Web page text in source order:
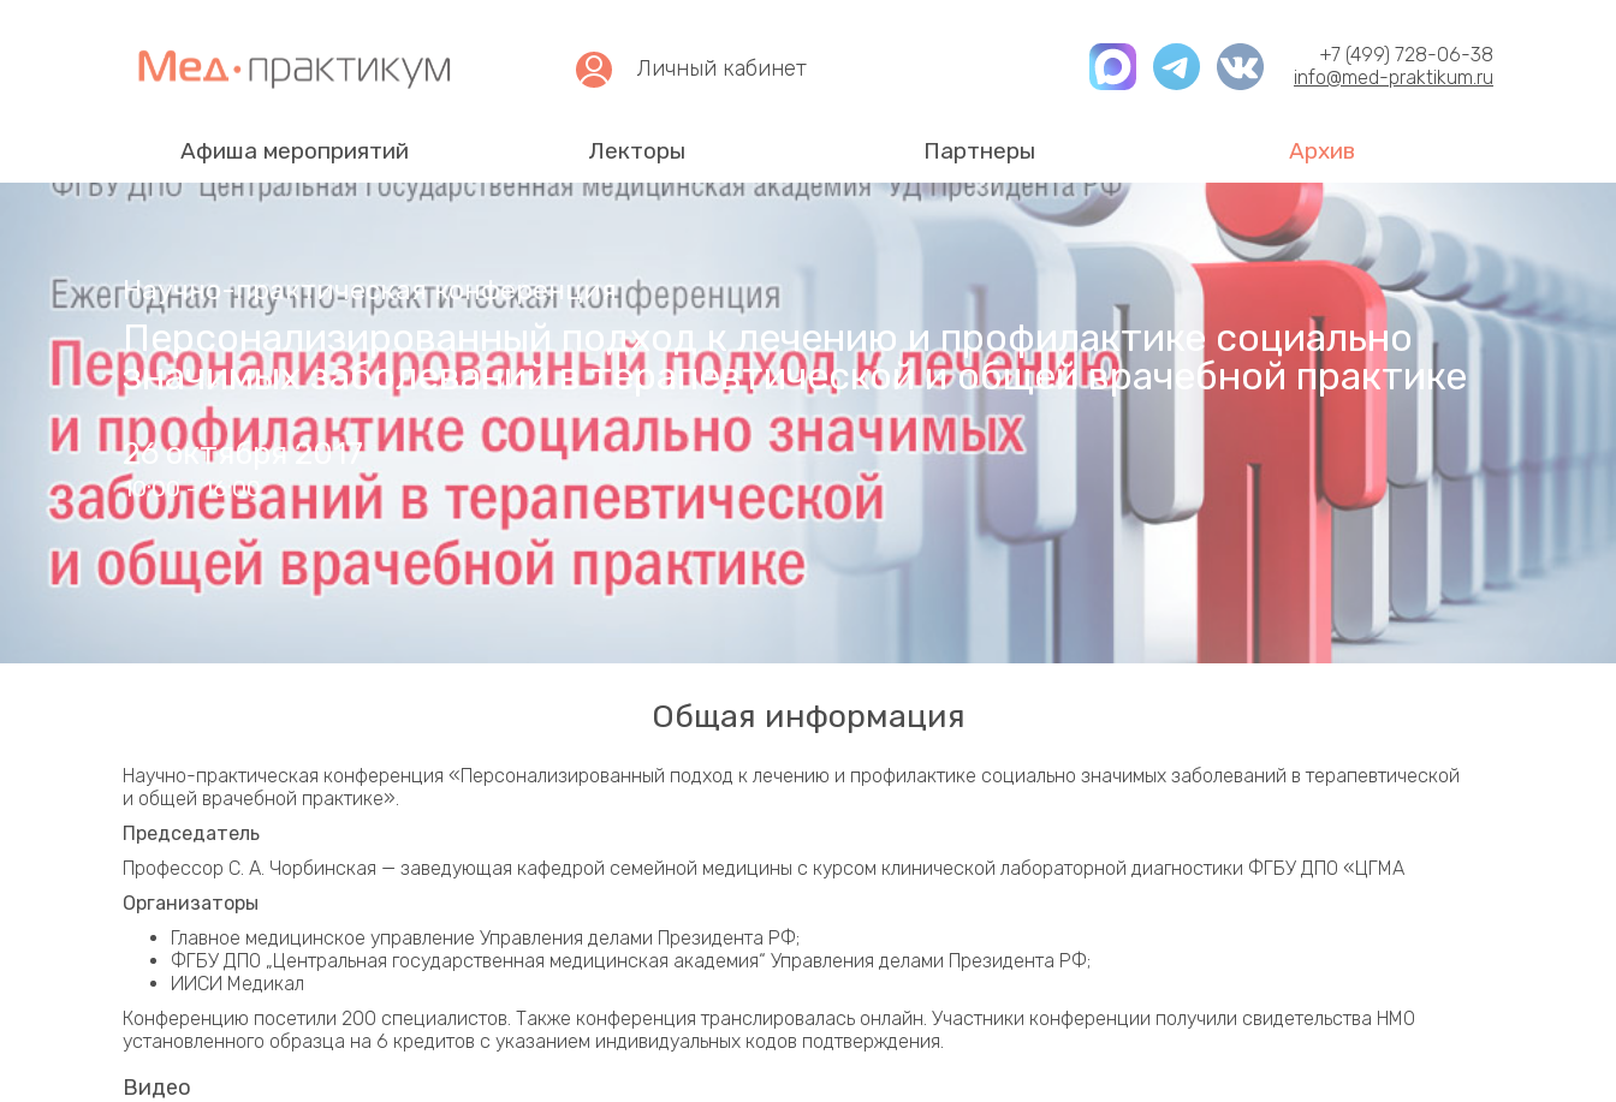
Личный кабинет
+7 (499) 728-06-38
info@med-praktikum.ru
Афиша мероприятий Лекторы Партнеры Архив
Научно-практическая конференция
Персонализированный подход к лечению и профилактике социально
значимых заболеваний в терапевтической и общей врачебной практике
26 октября 2017
10:00 - 16:00
Общая информация
Научно-практическая конференция «Персонализированный подход к лечению и профилактике социально значимых заболеваний в терапевтической
и общей врачебной практике».
Председатель
Профессор С. А. Чорбинская — заведующая кафедрой семейной медицины с курсом клинической лабораторной диагностики ФГБУ ДПО «ЦГМА
Организаторы
Главное медицинское управление Управления делами Президента РФ;
ФГБУ ДПО „Центральная государственная медицинская академия“ Управления делами Президента РФ;
ИИСИ Медикал
Конференцию посетили 200 специалистов. Также конференция транслировалась онлайн. Участники конференции получили свидетельства НМО
установленного образца на 6 кредитов с указанием индивидуальных кодов подтверждения.
Видео